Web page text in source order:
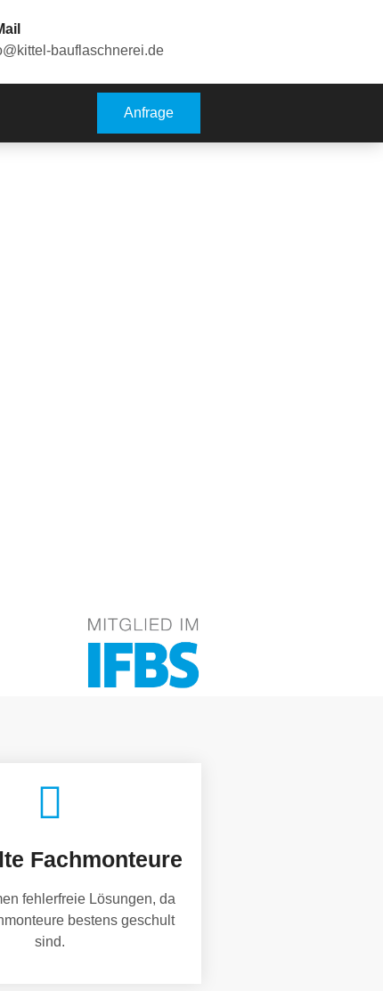
bauflaschnerei.de
Anfrage
Fachmonteure
fehlerfreie Lösungen, da
bestens geschult
sind.